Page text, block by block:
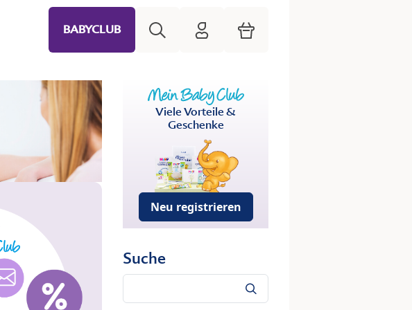
BABYCLUB HiPP Mein Babyclub
Warenkorb
Viele Vorteile &
Geschenke
Neu registrieren
Suche